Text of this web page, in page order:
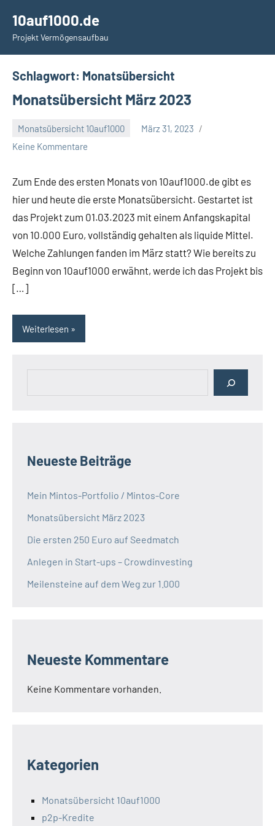
Inhalt
springen
10auf1000.de
Projekt Vermögensaufbau
Schlagwort: Monatsübersicht
Monatsübersicht März 2023
Monatsübersicht 10auf1000
März 31, 2023
admin
Keine Kommentare
Zum Ende des ersten Monats von 10auf1000.de gibt es
hier und heute die erste Monatsübersicht. Gestartet ist
das Projekt zum 01.03.2023 mit einem Anfangskapital
von 10.000 Euro, vollständig gehalten als liquide Mittel.
Welche Zahlungen fanden im März statt? Wie bereits zu
Beginn von 10auf1000 erwähnt, werde ich das Projekt bis
[…]
Weiterlesen
Neueste Beiträge
Mein Mintos-Portfolio / Mintos-Core
Monatsübersicht März 2023
Die ersten 250 Euro auf Seedmatch
Anlegen in Start-ups – Crowdinvesting
Meilensteine auf dem Weg zur 1.000
Neueste Kommentare
Keine Kommentare vorhanden.
Kategorien
Monatsübersicht 10auf1000
p2p-Kredite